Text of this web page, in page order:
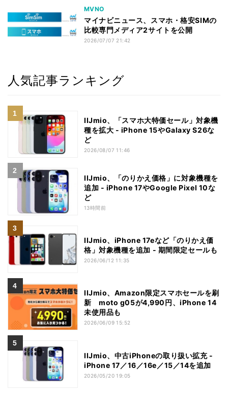
MVNO
マイナビニュース、スマホ・格安SIMの
比較専門メディア2サイトを公開
2026/07/07 21:42
人気記事ランキング
IIJmio、「スマホ大特価セール」対象機
種を拡大 - iPhone 15やGalaxy S26な
ど
2026/08/07 11:46
IIJmio、「のりかえ価格」に対象機種を
追加 - iPhone 17やGoogle Pixel 10な
ど
13時間前
IIJmio、iPhone 17eなど「のりかえ価
格」対象機種を追加 - 期間限定セールも
2026/06/12 11:35
IIJmio、Amazon限定スマホセールを刷
新 moto g05が4,990円、iPhone 14
未使用品も
2026/06/09 15:52
IIJmio、中古iPhoneの取り扱い拡充 -
iPhone 17／16／16e／15／14を追加
2026/05/20 19:05